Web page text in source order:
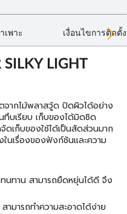
เพาะ เงื่อนไขการติดตั้ง
LIGHT
จากไม้พลาสวู้ด ปิดผิวได้อย่าง
ทึบเรียบ เก็บของได้มิดชิด
ดเก็บของใช้ได้เป็นสัดส่วนมาก
นเรื่องของฟังก์ชันและความ
นทาน สามารถยืดหยุ่นได้ดี จึง
มารถทำความสะอาดได้ง่าย